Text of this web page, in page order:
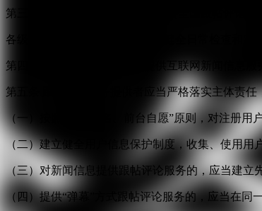
第三条 国家互联网信息办公室负责全国跟帖评论
各级互联网信息办公室应当建立健全日常检查和
第四条 跟帖评论服务提供者提供互联网新闻信息
第五条 跟帖评论服务提供者应当严格落实主体责任
（一）按照“后台实名、前台自愿”原则，对注册
（二）建立健全用户信息保护制度，收集、使用
（三）对新闻信息提供跟帖评论服务的，应当建立
（四）提供“弹幕”方式跟帖评论服务的，应当在